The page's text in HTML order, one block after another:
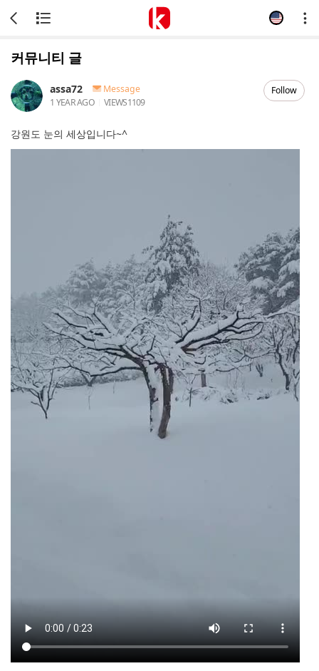
커뮤니티 글
assa72
Message
1 YEAR AGO
VIEWS1109
Follow
강원도 눈의 세상입니다~^